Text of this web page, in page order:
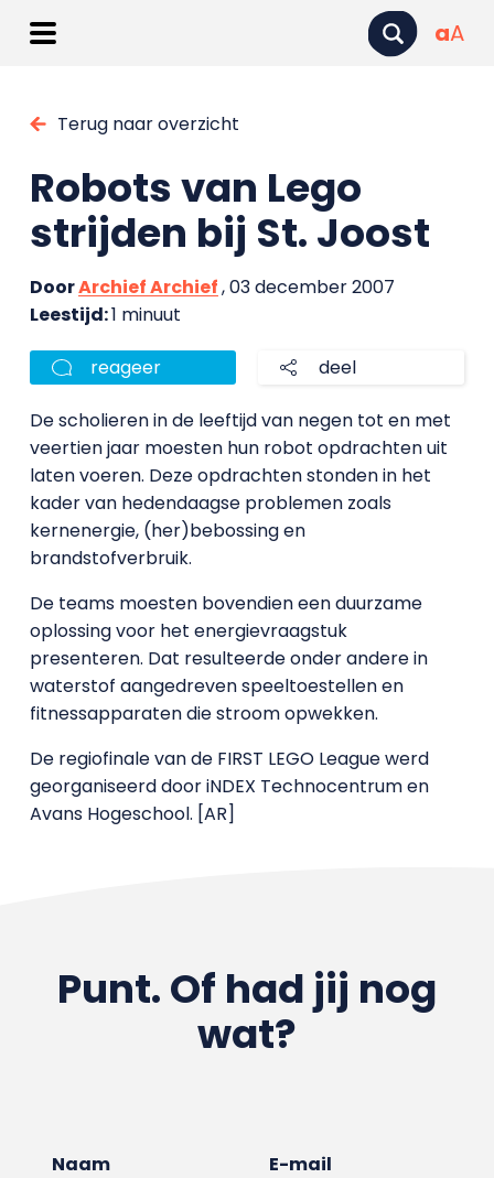
aA
Terug naar overzicht
Robots van Lego
strijden bij St. Joost
DoorArchief Archief, 03 december 2007
Leestijd:1 minuut
reageer deel
De scholieren in de leeftijd van negen tot en met
veertien jaar moesten hun robot opdrachten uit
laten voeren. Deze opdrachten stonden in het
kader van hedendaagse problemen zoals
kernenergie, (her)bebossing en
brandstofverbruik.
De teams moesten bovendien een duurzame
oplossing voor het energievraagstuk
presenteren. Dat resulteerde onder andere in
waterstof aangedreven speeltoestellen en
fitnessapparaten die stroom opwekken.
De regiofinale van de FIRST LEGO League werd
georganiseerd door iNDEX Technocentrum en
Avans Hogeschool. [AR]
Punt. Of had jij nog
wat?
Naam E-mail